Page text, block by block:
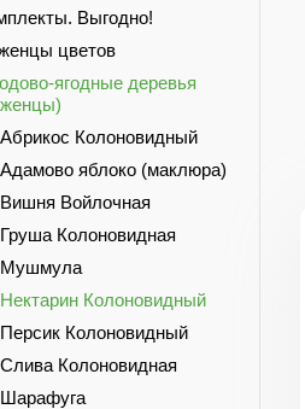
Выгодно!
цветов
ягодные деревья
Колоновидный
яблоко (маклюра)
Войлочная
Колоновидная
Колоновидный
Колоновидный
Колоновидная